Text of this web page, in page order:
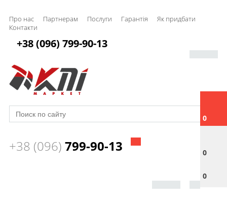
Про нас Партнерам Послуги Гарантія
Як придбати
Контакти
0
0
0
+38 (096) 799-90-13
+38 (096) 799-90-13